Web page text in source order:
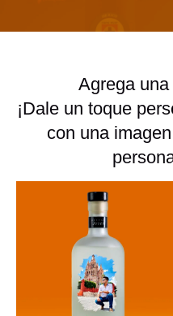
Agrega
¡Dale un toque
con una